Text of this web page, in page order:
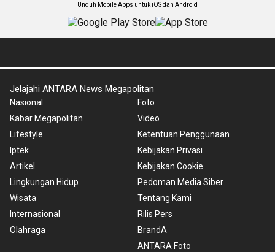
Unduh Mobile Apps untuk iOS dan Android
Jelajahi ANTARA News Megapolitan
Nasional
Kabar Megapolitan
Lifestyle
Iptek
Artikel
Lingkungan Hidup
Wisata
Internasional
Olahraga
Foto
Video
Ketentuan Penggunaan
Kebijakan Privasi
Kebijakan Cookie
Pedoman Media Siber
Tentang Kami
Rilis Pers
BrandA
ANTARA Foto